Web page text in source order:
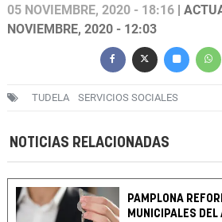
05 NOVIEMBRE, 2020 - 18:16 |
NOVIEMBRE, 2020 - 12:03
TUDELA SERVICIOS SOCIALES
NOTICIAS RELACIONADAS
PAMPLONA
MUNICIPALES